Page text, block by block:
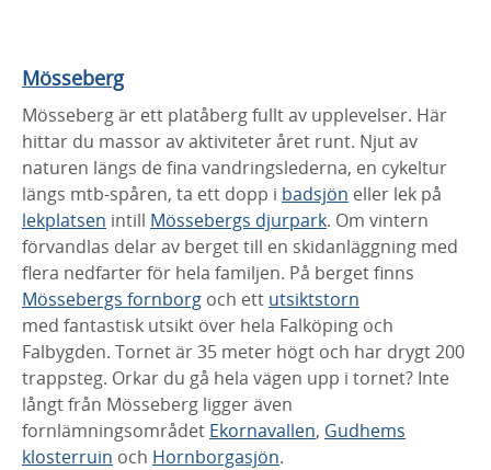
Mösseberg
Mösseberg är ett platåberg fullt av upplevelser. Här
hittar du massor av aktiviteter året runt. Njut av
naturen längs de fina vandringslederna, en cykeltur
längs mtb-spåren, ta ett dopp i badsjön eller lek på
lekplatsen intill Mössebergs djurpark. Om vintern
förvandlas delar av berget till en skidanläggning med
flera nedfarter för hela familjen. På berget finns
Mössebergs fornborg och ett utsiktstorn
med fantastisk utsikt över hela Falköping och
Falbygden. Tornet är 35 meter högt och har drygt 200
trappsteg. Orkar du gå hela vägen upp i tornet? Inte
långt från Mösseberg ligger även
fornlämningsområdet Ekornavallen, Gudhems
klosterruin och Hornborgasjön.